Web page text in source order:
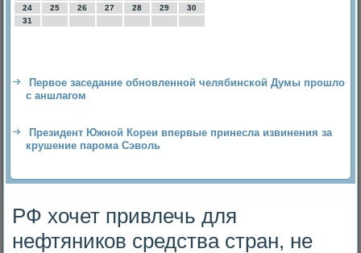
24
25 26 27 28 29
30
31
Первое заседание обновленной челябинской Думы прошло
с аншлагом
Президент Южной Кореи впервые принесла извинения за
крушение парома Сэволь
РФ хочет привлечь для
нефтяников средства стран, не